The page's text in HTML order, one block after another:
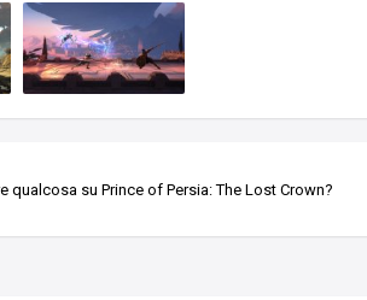
qualcosa su Prince of Persia: The Lost Crown?